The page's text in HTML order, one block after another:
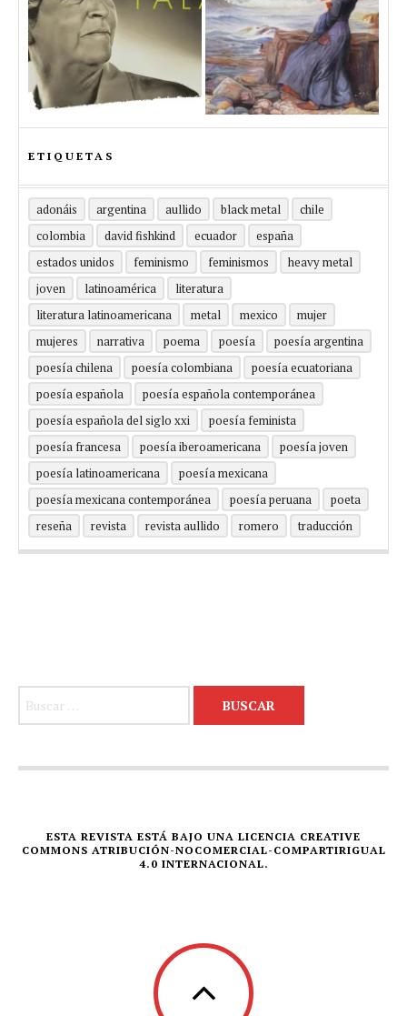
ETIQUETAS
adonáis argentina aullido black metal
chile
colombia
david fishkind ecuador
españa
estados unidos
feminismo feminismos
heavy metal
joven
latinoamérica
literatura
literatura latinoamericana
metal mexico
mujer
mujeres
narrativa poema poesía
poesía argentina
poesía chilena
poesía colombiana
poesía ecuatoriana
poesía española
poesía española contemporánea
poesía española del siglo xxi
poesía feminista
poesía francesa
poesía iberoamericana
poesía joven
poesía latinoamericana
poesía mexicana
poesía mexicana contemporánea
poesía peruana
poeta
reseña
revista revista aullido romero traducción
ESTA REVISTA ESTÁ BAJO UNA LICENCIA CREATIVE
COMMONS ATRIBUCIÓN-NOCOMERCIAL-COMPARTIRIGUAL
4.0 INTERNACIONAL.